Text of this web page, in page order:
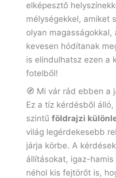
elképesztő
mélységekkel, amiket
olyan magasságokkal,
kevesen hódítanak
is elindulhatsz ezen a
fotelből!
🧭 Mi vár rád ebben a
Ez a tíz kérdésből
szintű földrajzi
világ legérdekesebb
járja körbe. A
állításokat, igaz-
néhol kis fejtörőt is,